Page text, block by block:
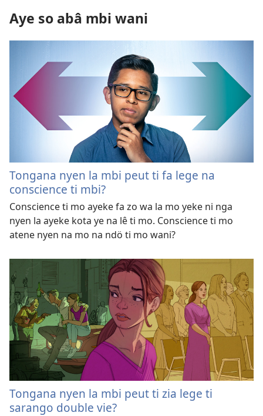
Aye so abâ mbi wani
Tongana nyen la mbi peut ti fa lege na
conscience ti mbi?
Conscience ti mo ayeke fa zo wa la mo yeke ni nga
nyen la ayeke kota ye na lê ti mo. Conscience ti mo
atene nyen na mo na ndö ti mo wani?
Tongana nyen la mbi peut ti zia lege ti
sarango double vie?